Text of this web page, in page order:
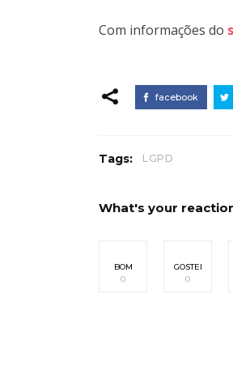
Com informações do
facebook
Tags: LGPD
What's your
BOM
0
GOSTEI
0